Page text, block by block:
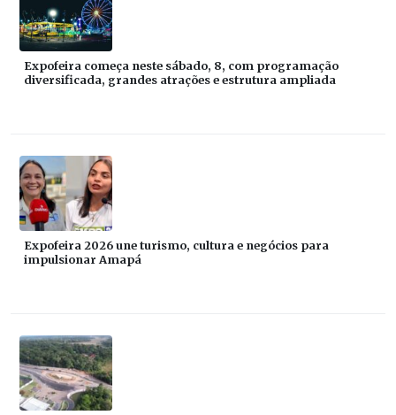
Expofeira começa neste sábado, 8, com programação
diversificada, grandes atrações e estrutura ampliada
Expofeira 2026 une turismo, cultura e negócios para
impulsionar Amapá